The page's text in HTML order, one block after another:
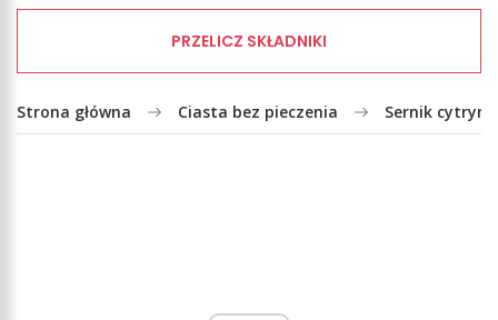
PRZELICZ SKŁADNIKI
Strona główna Ciasta bez pieczenia Sernik